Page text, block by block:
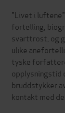
"Livet i
fortelling,
svarttrost, og
ulike
tyske
opplysningstid
bruddstykker
kontakt med